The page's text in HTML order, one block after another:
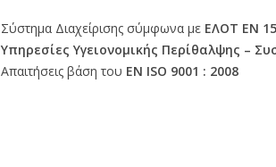
Σύστημα Διαχείρισης σύμφωνα με ΕΛΟΤ ΕΝ
Υπηρεσίες Υγειονομικής Περίθαλψης –
Απαιτήσεις βάση του ΕΝ ISO 9001 : 2008